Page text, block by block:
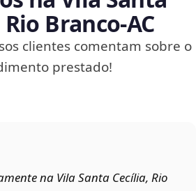
Branco‑AC
clientes comentam sobre o
prestado!
na Vila Santa Cecília, Rio